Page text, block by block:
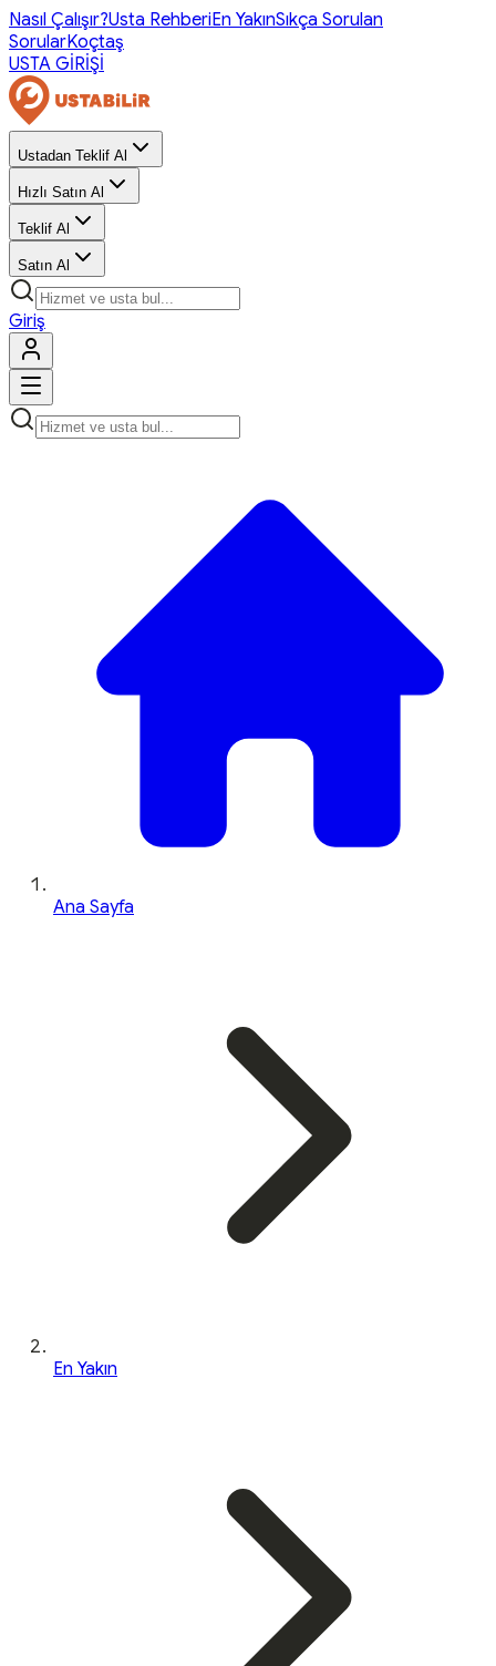
Nasıl Çalışır?Usta RehberiEn YakınSıkça Sorulan
SorularKoçtaş
USTA GİRİŞİ
Ustadan Teklif Al
Hızlı Satın Al
Teklif Al
Satın Al
Giriş
Ana Sayfa
En Yakın